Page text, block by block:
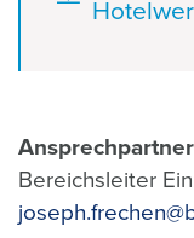
Bereichsleiter